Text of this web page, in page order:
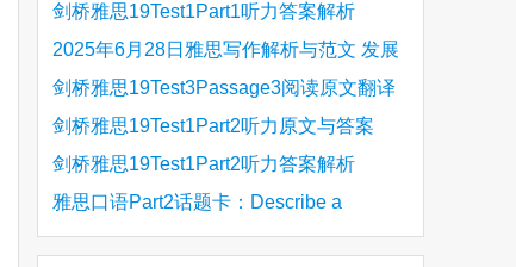
剑桥雅思19Test1Part1听力答案解析
Hinchingbrooke Country Park
2025年6月28日雅思写作解析与范文 发展
旅游业 手把手带你写高分范文
剑桥雅思19Test3Passage3阅读原文翻译
Is the era of artificial speech translation
upon us 人工智能语言翻译
剑桥雅思19Test1Part2听力原文与答案
Stanthorpe Twinning Association
剑桥雅思19Test1Part2听力答案解析
Stanthorpe Twinning Association
雅思口语Part2话题卡：Describe a
creative person (e.g. an artist, a musician,